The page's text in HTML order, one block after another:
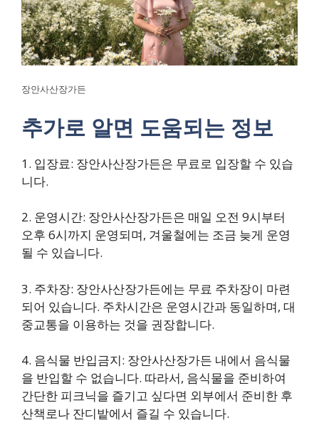
장안사산장가든
추가로 알면 도움되는 정보
1. 입장료: 장안사산장가든은 무료로 입장할 수 있습
니다.
2. 운영시간: 장안사산장가든은 매일 오전 9시부터
오후 6시까지 운영되며, 겨울철에는 조금 늦게 운영
될 수 있습니다.
3. 주차장: 장안사산장가든에는 무료 주차장이 마련
되어 있습니다. 주차시간은 운영시간과 동일하며, 대
중교통을 이용하는 것을 권장합니다.
4. 음식물 반입금지: 장안사산장가든 내에서 음식물
을 반입할 수 없습니다. 따라서, 음식물을 준비하여
간단한 피크닉을 즐기고 싶다면 외부에서 준비한 후
산책로나 잔디밭에서 즐길 수 있습니다.